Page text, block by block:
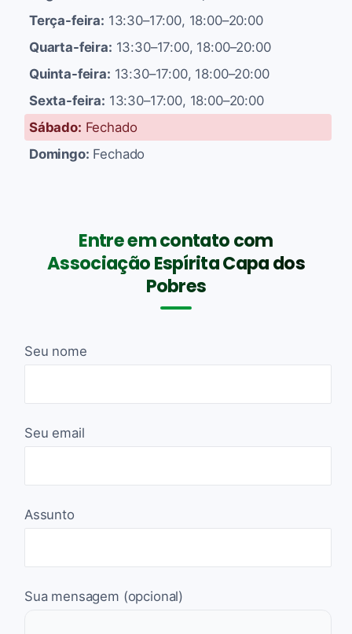
Terça-feira: 13:30–17:00, 18:00–20:00
Quarta-feira: 13:30–17:00, 18:00–20:00
Quinta-feira: 13:30–17:00, 18:00–20:00
Sexta-feira: 13:30–17:00, 18:00–20:00
Sábado: Fechado
Domingo: Fechado
Entre em contato com
Associação Espírita Capa dos
Pobres
Seu nome
Seu email
Assunto
Sua mensagem (opcional)